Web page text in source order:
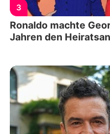
3
Ronaldo machte
Jahren den